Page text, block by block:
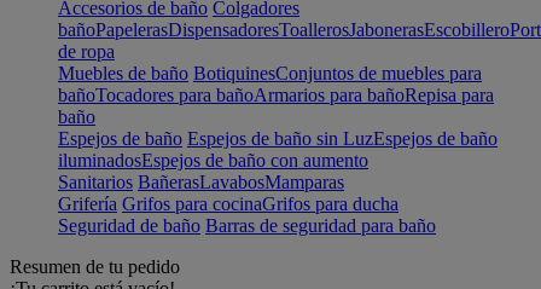
Accesorios de baño Colgadores
bañoPapelerasDispensadoresToallerosJabonerasEscobillero
de ropa
Muebles de baño BotiquinesConjuntos de muebles para
bañoTocadores para bañoArmarios para bañoRepisa para
baño
Espejos de baño Espejos de baño sin LuzEspejos de baño
iluminadosEspejos de baño con aumento
Sanitarios BañerasLavabosMamparas
Grifería Grifos para cocinaGrifos para ducha
Seguridad de baño Barras de seguridad para baño
Resumen de tu pedido